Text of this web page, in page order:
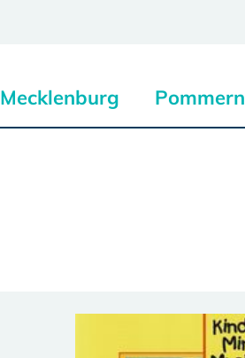
Mecklenburg Pommern